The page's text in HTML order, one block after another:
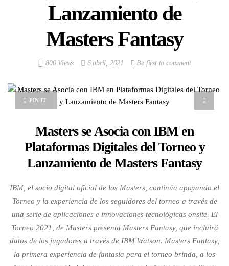
Lanzamiento de
Masters Fantasy
800 Views 6 abril, 2021 Be first to comment
PIN IT
Masters se Asocia con IBM en
Plataformas Digitales del Torneo y
Lanzamiento de Masters Fantasy
IBM, el socio digital oficial de los Masters, continúa apoyando el
Torneo y la experiencia de los seguidores del torneo a través de
una serie de aplicaciones e innovaciones tecnológicas onsite. El
Torneo 2021, de Masters presenta Masters Fantasy, que incluirá
datos de los jugadores a través de IBM Watson. Masters Fantasy,
la primera experiencia de fantasía para el torneo brinda, a los